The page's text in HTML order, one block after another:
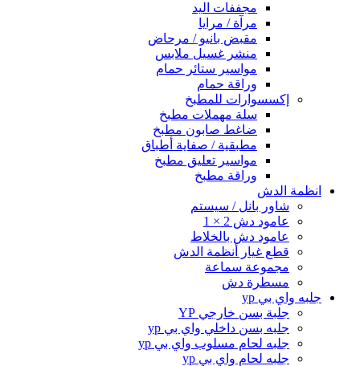
مجففات اليد
مرآة / مرايا
مقبض بانيو / مرحاض
منشر غسيل ملابس
مواسير ستائر حمام
وراقة حمام
إكسسوارات للمطبخ
سلة مهملات مطبخ
ضاغط صابون مطبخ
مطبقية / صفاية أطباق
مواسير تعليق مطبخ
وراقة مطبخ
انظمة الدش
شاور بانل / سيستم
عامود دش 2 × 1
عامود دش بالخلاط
قطع غيار أنظمة الدش
مجموعة سماعة
مسطرة دش
جلبه واي بي yp
جلبة بسن خارجي YP
جلبه بسن داخلي واي بي yp
جلبه لحام مسلوب واي بي yp
جلبه لحام واي بي yp